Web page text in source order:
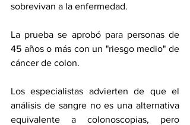
sobrevivan a la enfermedad.
La prueba se aprobó para personas de
45 años o más con un "riesgo medio" de
cáncer de colon.
Los especialistas advierten de que el
análisis de sangre no es una alternativa
equivalente a colonoscopias, pero